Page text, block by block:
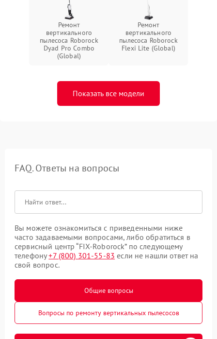
Ремонт
вертикального
пылесоса Roborock
Dyad Pro Combo
(Global)
Ремонт
вертикального
пылесоса Roborock
Flexi Lite (Global)
Показать все модели
FAQ. Ответы на вопросы
Вы можете ознакомиться с приведенными ниже
часто задаваемыми вопросами, либо обратиться в
сервисный центр “FIX-Roborock” по следующему
телефону+7 (800) 301-55-83 если не нашли ответ на
свой вопрос.
Общие вопросы
Вопросы по ремонту вертикальных пылесосов